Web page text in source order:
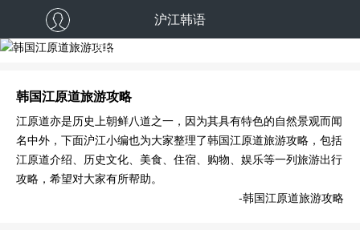
沪江韩语
韩国江原道旅游攻略
韩国江原道旅游攻略
江原道亦是历史上朝鲜八道之一，因为其具有特色的自然景观而闻
名中外，下面沪江小编也为大家整理了韩国江原道旅游攻略，包括
江原道介绍、历史文化、美食、住宿、购物、娱乐等一列旅游出行
攻略，希望对大家有所帮助。
-韩国江原道旅游攻略